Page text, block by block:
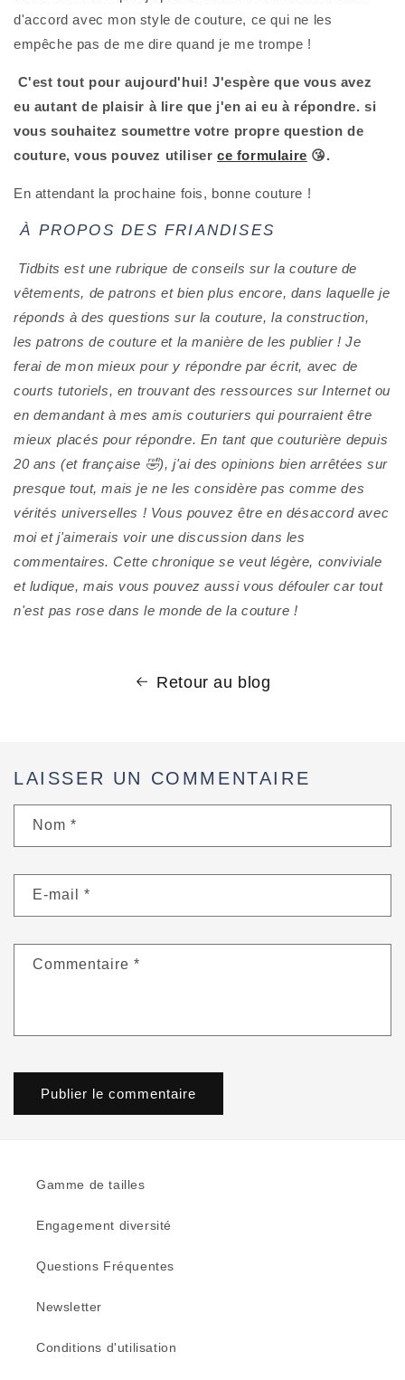
d'accord avec mon style de couture, ce qui ne les
empêche pas de me dire quand je me trompe !
C'est tout pour aujourd'hui! J'espère que vous avez
eu autant de plaisir à lire que j'en ai eu à répondre. si
vous souhaitez soumettre votre propre question de
couture, vous pouvez utiliser ce formulaire 😘.
En attendant la prochaine fois, bonne couture !
À PROPOS DES FRIANDISES
Tidbits est une rubrique de conseils sur la couture de
vêtements, de patrons et bien plus encore, dans laquelle je
réponds à des questions sur la couture, la construction,
les patrons de couture et la manière de les publier ! Je
ferai de mon mieux pour y répondre par écrit, avec de
courts tutoriels, en trouvant des ressources sur Internet ou
en demandant à mes amis couturiers qui pourraient être
mieux placés pour répondre. En tant que couturière depuis
20 ans (et française 🤣), j'ai des opinions bien arrêtées sur
presque tout, mais je ne les considère pas comme des
vérités universelles ! Vous pouvez être en désaccord avec
moi et j'aimerais voir une discussion dans les
commentaires. Cette chronique se veut légère, conviviale
et ludique, mais vous pouvez aussi vous défouler car tout
n'est pas rose dans le monde de la couture !
Retour au blog
LAISSER UN COMMENTAIRE
Nom *
E-mail *
Commentaire *
Gamme de tailles
Engagement diversité
Questions Fréquentes
Newsletter
Conditions d'utilisation